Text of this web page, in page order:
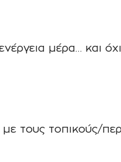
μέρα… και
τους τοπικούς/